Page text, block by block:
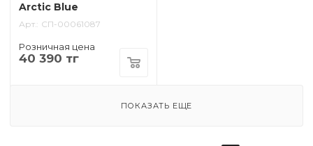
Arctic Blue
Арт. СП-00061087
Розничная цена
40 390 тг
ПОКАЗАТЬ ЕЩЕ